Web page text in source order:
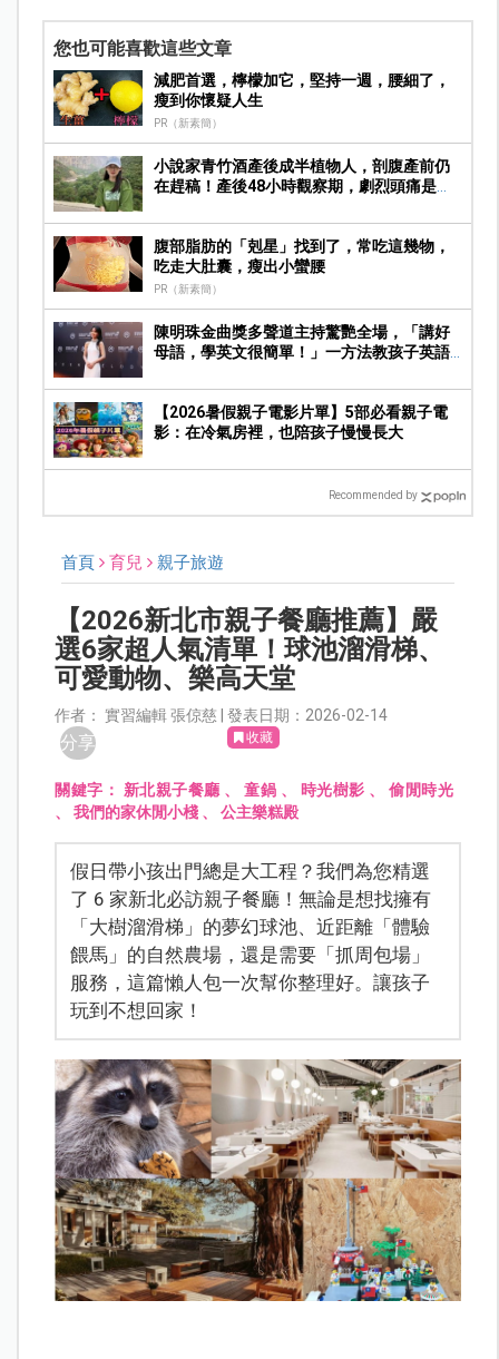
您也可能喜歡這些文章
減肥首選，檸檬加它，堅持一週，腰細了，
瘦到你懷疑人生
PR（新素簡）
小說家青竹酒產後成半植物人，剖腹產前仍
在趕稿！產後48小時觀察期，劇烈頭痛是警
腹部脂肪的「剋星」找到了，常吃這幾物，
吃走大肚囊，瘦出小蠻腰
PR（新素簡）
陳明珠金曲獎多聲道主持驚艷全場，「講好
母語，學英文很簡單！」一方法教孩子英語
【2026暑假親子電影片單】5部必看親子電
影：在冷氣房裡，也陪孩子慢慢長大
Recommended by
首頁 育兒 親子旅遊
【2026新北市親子餐廳推薦】嚴
選6家超人氣清單！球池溜滑梯、
可愛動物、樂高天堂
作者： 實習編輯 張倞慈 | 發表日期：2026-02-14
分享 收藏
關鍵字： 新北親子餐廳、童鍋 、 時光樹影 、偷閒時光
、我們的家休閒小棧 、公主樂糕殿
假日帶小孩出門總是大工程？我們為您精選
了 6 家新北必訪親子餐廳！無論是想找擁有
「大樹溜滑梯」的夢幻球池、近距離「體驗
餵馬」的自然農場，還是需要「抓周包場」
服務，這篇懶人包一次幫你整理好。讓孩子
玩到不想回家！